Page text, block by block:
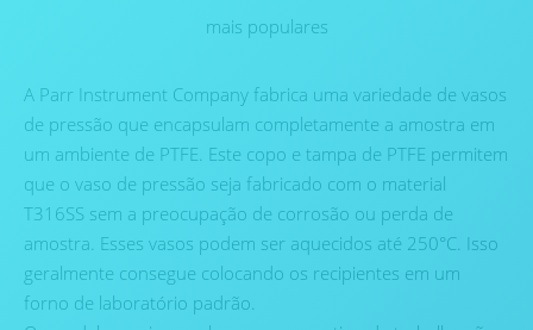
mais populares
A Parr Instrument Company fabrica uma variedade de vasos
de pressão que encapsulam completamente a amostra em
um ambiente de PTFE. Este copo e tampa de PTFE permitem
que o vaso de pressão seja fabricado com o material
T316SS sem a preocupação de corrosão ou perda de
amostra. Esses vasos podem ser aquecidos até 250°C. Isso
geralmente consegue colocando os recipientes em um
forno de laboratório padrão.